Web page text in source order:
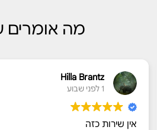
מה אומרים
Hilla Brantz
אין שירות כזה